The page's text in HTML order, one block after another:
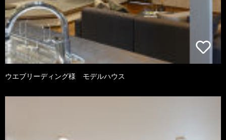
ウエブリーディング様 モデルハウス